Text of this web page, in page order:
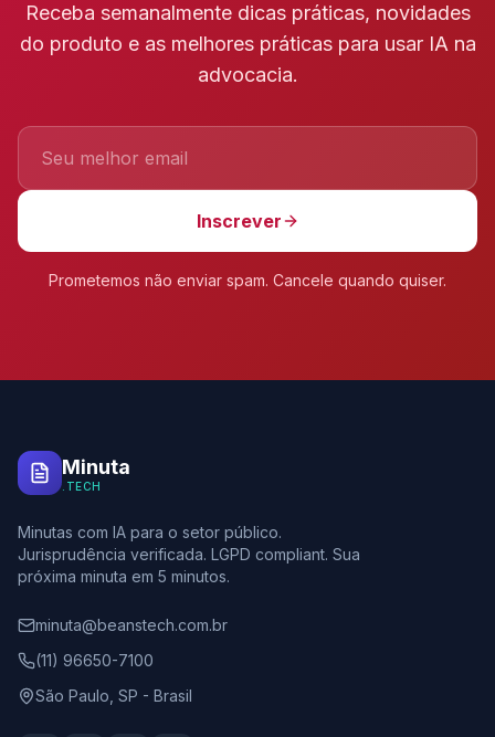
Receba semanalmente dicas práticas, novidades
do produto e as melhores práticas para usar IA na
advocacia.
Inscrever
Prometemos não enviar spam. Cancele quando quiser.
Minuta
.TECH
Minutas com IA para o setor público.
Jurisprudência verificada. LGPD compliant. Sua
próxima minuta em 5 minutos.
minuta@beanstech.com.br
(11) 96650-7100
São Paulo, SP - Brasil